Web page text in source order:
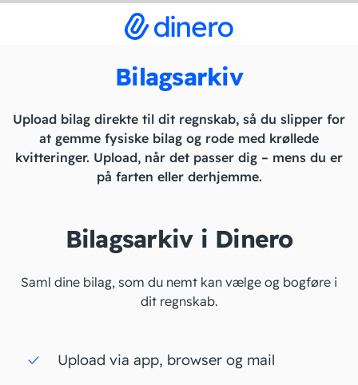
Bilagsarkiv
Upload bilag direkte til dit regnskab, så du slipper for
at gemme fysiske bilag og rode med krøllede
kvitteringer. Upload, når det passer dig – mens du er
på farten eller derhjemme.
Bilagsarkiv i Dinero
Saml dine bilag, som du nemt kan vælge og bogføre i
dit regnskab.
Upload via app, browser og mail